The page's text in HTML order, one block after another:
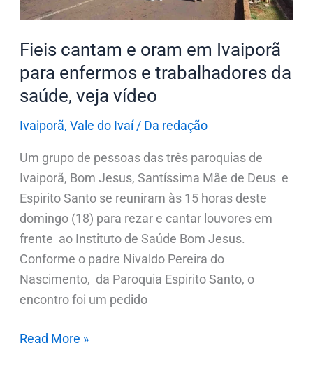
Fieis cantam e oram em Ivaiporã
para enfermos e trabalhadores da
saúde, veja vídeo
Ivaiporã, Vale do Ivaí/ Da redação
Um grupo de pessoas das três paroquias de
Ivaiporã, Bom Jesus, Santíssima Mãe de Deus e
Espirito Santo se reuniram às 15 horas deste
domingo (18) para rezar e cantar louvores em
frente ao Instituto de Saúde Bom Jesus.
Conforme o padre Nivaldo Pereira do
Nascimento, da Paroquia Espirito Santo, o
encontro foi um pedido
e
da
saúde,
veja
Read More »